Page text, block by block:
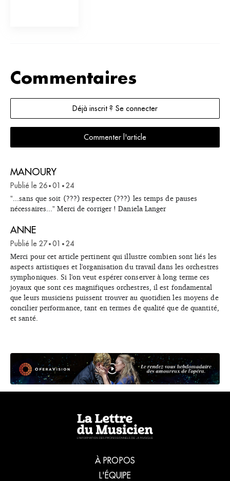
le bras droit
d’Emmanuel
Commentaires
Déjà inscrit ? Se connecter
Commenter l'article
MANOURY
Publié le 26 • 01 • 24
"...sans que soit (???) respecter (???) les temps de pauses
nécessaires..." Merci de corriger ! Daniela Langer
ANNE
Publié le 27 • 01 • 24
Merci pour cet article pertinent qui illustre combien sont liés les
aspects artistiques et l'organisation du travail dans les orchestres
symphoniques. Si l'on veut espérer conserver à long terme ces
joyaux que sont ces magnifiques orchestres, il est fondamental
que leurs musiciens puissent trouver au quotidien les moyens de
concilier performance, tant en termes de qualité que de quantité,
et santé.
À PROPOS
L'ÉQUIPE